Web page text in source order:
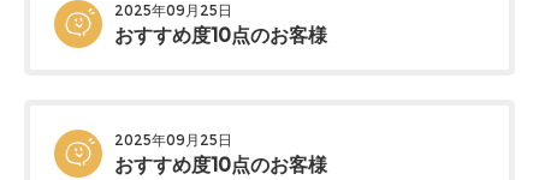
2025年09月25日
おすすめ度10点のお客様
2025年09月25日
おすすめ度10点のお客様